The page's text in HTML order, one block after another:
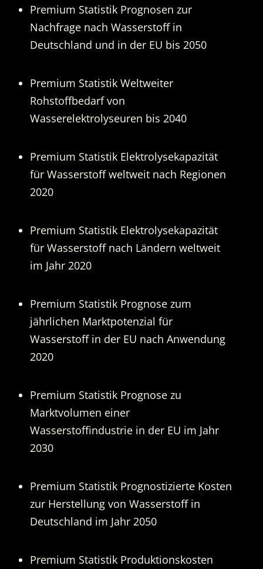
Premium Statistik Prognosen zur
Nachfrage nach Wasserstoff in
Deutschland und in der EU bis 2050
Premium Statistik Weltweiter
Rohstoffbedarf von
Wasserelektrolyseuren bis 2040
Premium Statistik Elektrolysekapazität
für Wasserstoff weltweit nach Regionen
2020
Premium Statistik Elektrolysekapazität
für Wasserstoff nach Ländern weltweit
im Jahr 2020
Premium Statistik Prognose zum
jährlichen Marktpotenzial für
Wasserstoff in der EU nach Anwendung
2020
Premium Statistik Prognose zu
Marktvolumen einer
Wasserstoffindustrie in der EU im Jahr
2030
Premium Statistik Prognostizierte Kosten
zur Herstellung von Wasserstoff in
Deutschland im Jahr 2050
Premium Statistik Produktionskosten